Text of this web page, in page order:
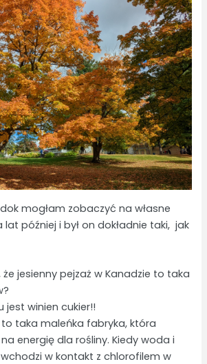
mogłam zobaczyć na własne
lat później i był on dokładnie taki, jak
że jesienny pejzaż w Kanadzie to taka
jest winien cukier!!
to taka maleńka fabryka, która
energię dla rośliny. Kiedy woda i
w kontakt z chlorofilem w